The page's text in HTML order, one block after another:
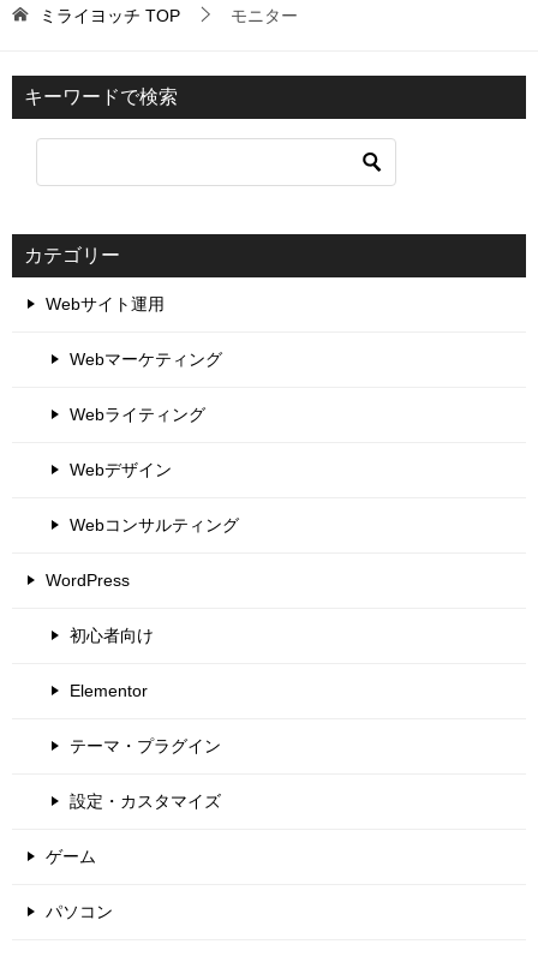
ミライヨッチ TOP モニター
キーワードで検索
カテゴリー
Webサイト運用
Webマーケティング
Webライティング
Webデザイン
Webコンサルティング
WordPress
初心者向け
Elementor
テーマ・プラグイン
設定・カスタマイズ
ゲーム
パソコン